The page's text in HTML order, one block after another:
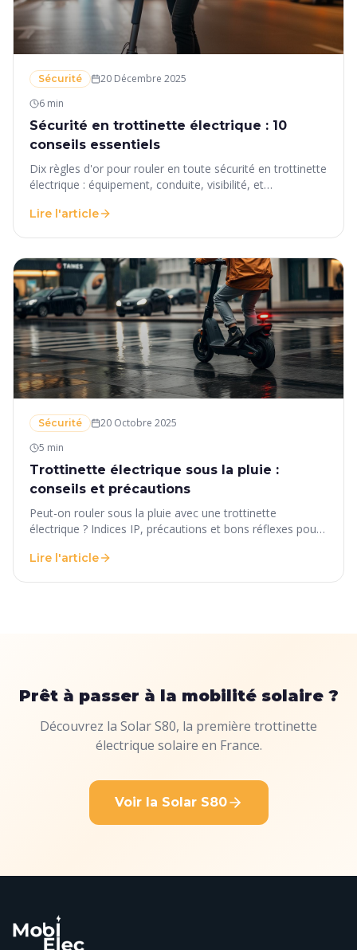
Sécurité
20 Décembre 2025
6 min
Sécurité en trottinette électrique : 10
conseils essentiels
Dix règles d'or pour rouler en toute sécurité en trottinette
électrique : équipement, conduite, visibilité, et
Lire l'article
Sécurité
20 Octobre 2025
5 min
Trottinette électrique sous la pluie :
conseils et précautions
Peut-on rouler sous la pluie avec une trottinette
électrique ? Indices IP, précautions et bons réflexes pour
Lire l'article
Prêt à passer à la mobilité solaire ?
Découvrez la Solar S80, la première trottinette
électrique solaire en France.
Voir la Solar S80